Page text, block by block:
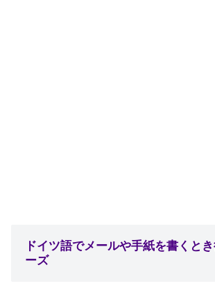
ドイツ語でメールや手紙を書くと
ーズ